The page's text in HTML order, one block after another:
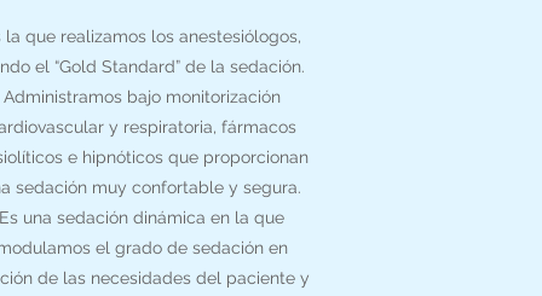
la que realizamos los anestesiólogos,
el “Gold Standard” de la sedación.
Administramos bajo monitorización
y respiratoria, fármacos
e hipnóticos que proporcionan
sedación muy confortable y segura.
Es una sedación dinámica en la que
el grado de sedación en
de las necesidades del paciente y